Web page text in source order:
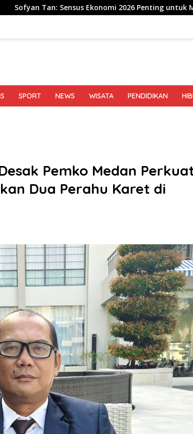
Ekonomi 2026 Penting untuk Memetakan
SPORT NEWS WISATA PENDIDIKAN
Pemko Medan
Dua Perahu Karet di